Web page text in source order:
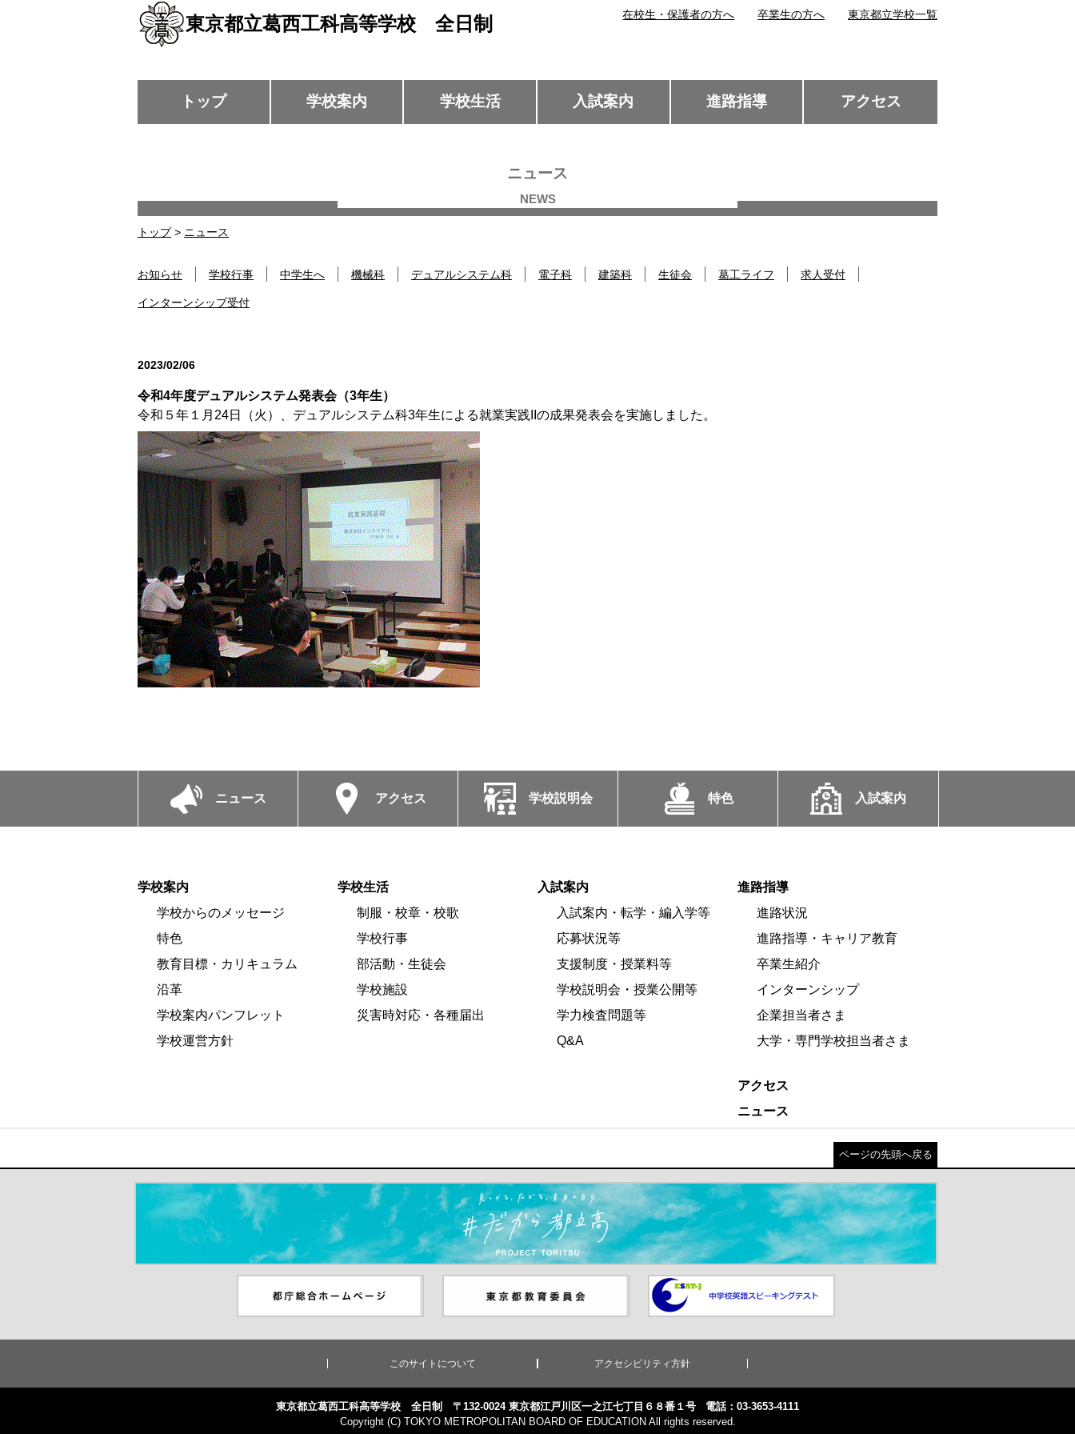
東京都立葛西工科高等学校 全日制
トップ 学校案内 学校生活 入試案内 進路指導 アクセス
在校生・保護者の方へ 卒業生の方へ 東京都立学校一覧
トップ> ニュース
ニュース
お知らせ 学校行事 中学生へ 機械科 デュアルシステム科 電子科 建築科 生徒会 葛工ライフ 求人受付
インターンシップ受付
2023/02/06
令和4年度デュアルシステム発表会（3年生）
令和５年１月24日（火）、デュアルシステム科3年生による就業実践IIの成果発表会を実施しました。
ニュース アクセス 学校説明会 特色 入試案内
学校案内
学校からのメッセージ
特色
教育目標・カリキュラム
沿革
学校案内パンフレット
学校運営方針
学校生活
制服・校章・校歌
学校行事
部活動・生徒会
学校施設
災害時対応・各種届出
入試案内
入試案内・転学・編入学等
応募状況等
支援制度・授業料等
学校説明会・授業公開等
学力検査問題等
Q&A
進路指導
進路状況
進路指導・キャリア教育
卒業生紹介
インターンシップ
企業担当者さま
大学・専門学校担当者さま
アクセス
ニュース
ページの先頭へ戻る
＃だから都立高（別ウインドウが開きます）
ンドウが開きます）
ウが開きます）
中学校英語スピーキングテスト
（別ウインドウが開きます）
このサイトについて アクセシビリティ方針
東京都立葛西工科高等学校 全日制 〒132-0024 東京都江戸川区一之江七丁目６８番１号
電話：03-3653-4111
Copyright (C) TOKYO METROPOLITAN BOARD OF EDUCATION All rights reserved.